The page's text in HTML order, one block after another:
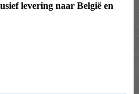
levering naar België en